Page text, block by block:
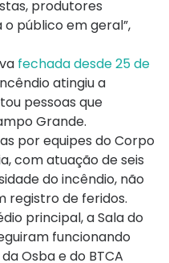
produtores
público em geral”,
fechada desde 25 de
atingiu a
pessoas que
Grande.
por equipes do Corpo
, com atuação de seis
do incêndio, não
registro de feridos.
principal, a Sala do
funcionando
Osba e do BTCA